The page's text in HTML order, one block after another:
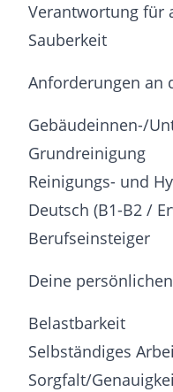
Verantwortung für
Sauberkeit
Anforderungen an
Gebäudeinnen-/
Grundreinigung
Reinigungs- und
Deutsch (B1-B2 /
Berufseinsteiger
Deine
Belastbarkeit
Selbständiges
Sorgfalt/